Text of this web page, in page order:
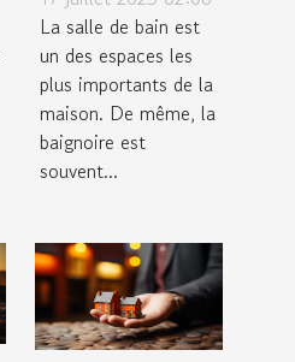
salle de bain
La salle de bain est
un des espaces les
plus importants de la
maison. De même, la
baignoire est
souvent...